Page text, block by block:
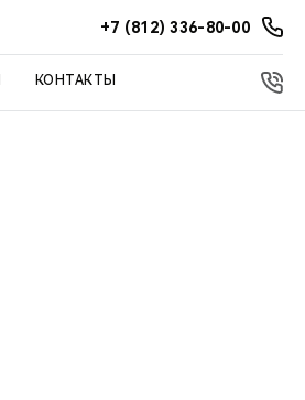
+7 (812) 336-80-00
КОНТАКТЫ